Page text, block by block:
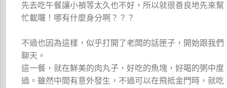
先去吃午餐讓小禎等太久也不好，所以就很善良地先來幫
忙載囉！哪有什麼身分啊？？？
不過也因為這樣，似乎打開了老闆的話匣子，開始跟我們
聊天。
這一餐，就在鮮美的肉丸子，好吃的魚塊，好喝的粥中度
過。雖然中間有意外發生，不過可以在飛抵金門時，就吃